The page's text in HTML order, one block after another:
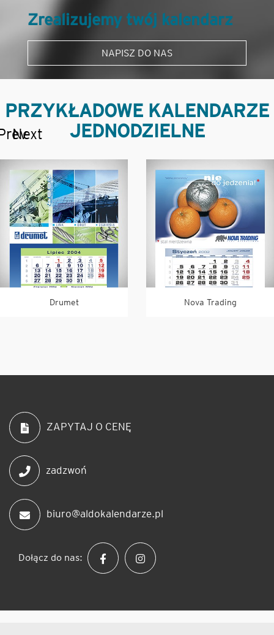
Zrealizujemy twój kalendarz
NAPISZ DO NAS
PRZYKŁADOWE KALENDARZE
JEDNODZIELNE
Drumet Nova Trading
Next
ZAPYTAJ O CENĘ
zadzwoń
biuro@aldokalendarze.pl
Dołącz do nas: